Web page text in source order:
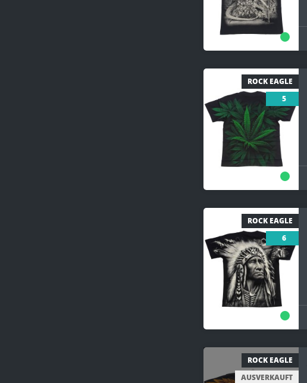
ROCK EAGLE
5
ROCK EAGLE
6
ROCK EAGLE
AUSVERKAUFT